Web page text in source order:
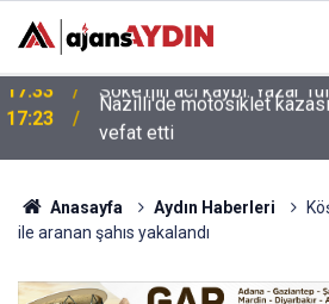
17:23
Nazilli'de motosiklet
vefat etti
Anasayfa Aydın Haberleri
ile aranan şahıs yakalandı